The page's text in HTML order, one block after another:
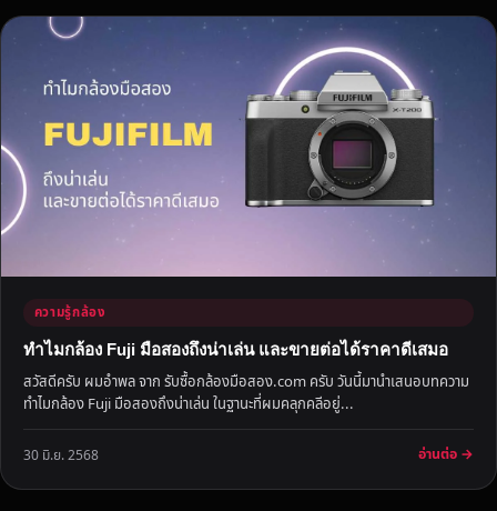
ความรู้กล้อง
ทำไมกล้อง Fuji มือสองถึงน่าเล่น และขายต่อได้ราคาดีเสมอ
สวัสดีครับ ผมอำพล จาก รับซื้อกล้องมือสอง.com ครับ วันนี้มานำเสนอบทความ
ทำไมกล้อง Fuji มือสองถึงน่าเล่น ในฐานะที่ผมคลุกคลีอยู่...
30 มิ.ย. 2568 อ่านต่อ →